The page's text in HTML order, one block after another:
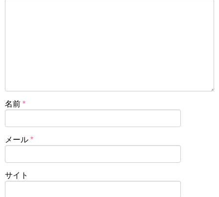
名前 *
メール *
サイト